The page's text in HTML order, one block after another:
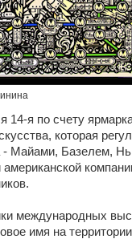
я по счету
которая
- Майами, Базелем,
международных
имя на